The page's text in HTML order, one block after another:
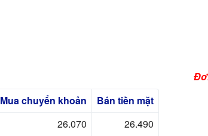
Muachuyển khoản Bán tiền mặt
26.070
26.490